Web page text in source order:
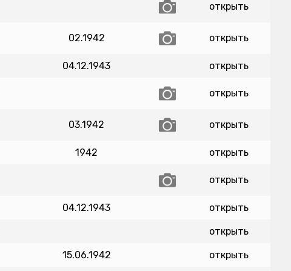
открыть
02.1942 открыть
04.12.1943 открыть
открыть
03.1942 открыть
1942 открыть
открыть
04.12.1943 открыть
открыть
15.06.1942 открыть